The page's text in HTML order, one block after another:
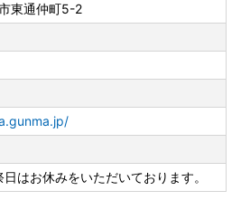
東通仲町5-2
お休みをいただいております。